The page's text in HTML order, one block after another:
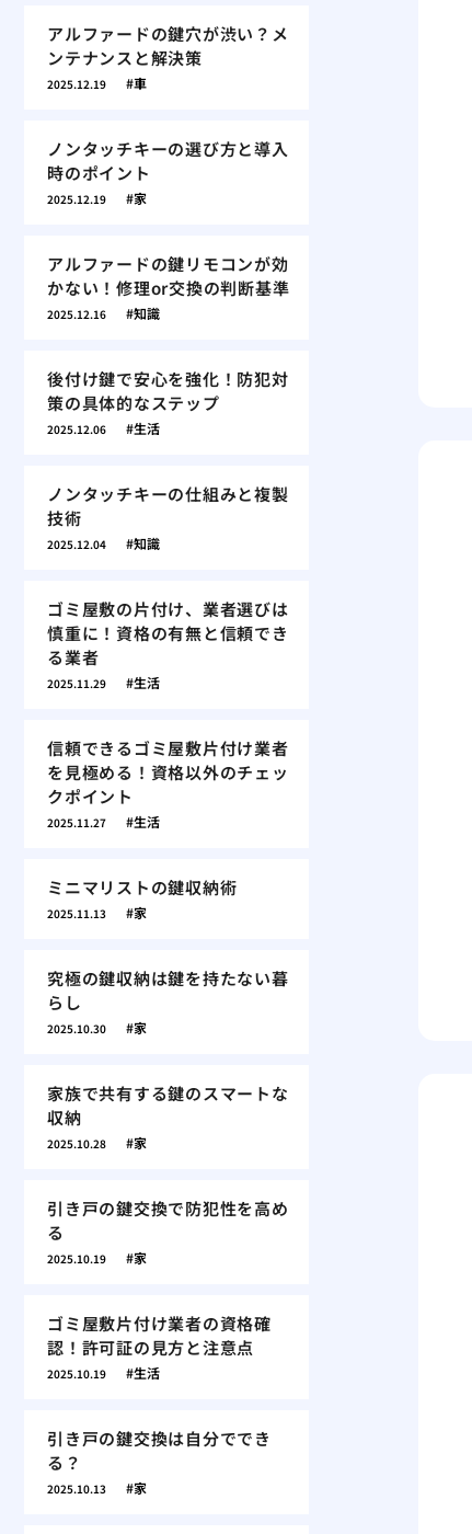
アルファードの鍵穴が渋い？メ
ンテナンスと解決策
2025.12.19 車
ノンタッチキーの選び方と導入
時のポイント
2025.12.19 家
アルファードの鍵リモコンが効
かない！修理or交換の判断基準
2025.12.16 知識
後付け鍵で安心を強化！防犯対
策の具体的なステップ
2025.12.06 生活
ノンタッチキーの仕組みと複製
技術
2025.12.04 知識
ゴミ屋敷の片付け、業者選びは
慎重に！資格の有無と信頼でき
る業者
2025.11.29 生活
信頼できるゴミ屋敷片付け業者
を見極める！資格以外のチェッ
クポイント
2025.11.27 生活
ミニマリストの鍵収納術
2025.11.13 家
究極の鍵収納は鍵を持たない暮
らし
2025.10.30 家
家族で共有する鍵のスマートな
収納
2025.10.28 家
引き戸の鍵交換で防犯性を高め
る
2025.10.19 家
ゴミ屋敷片付け業者の資格確
認！許可証の見方と注意点
2025.10.19 生活
引き戸の鍵交換は自分ででき
る？
2025.10.13 家